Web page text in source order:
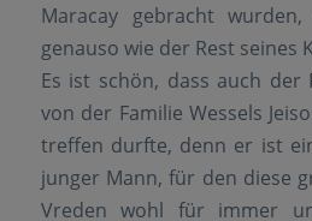
Maracay gebracht wurden,
genauso wie der Rest seines
Es ist schön, dass auch der
von der Familie Wessels
treffen durfte, denn er ist
junger Mann, für den diese
Vreden wohl für immer